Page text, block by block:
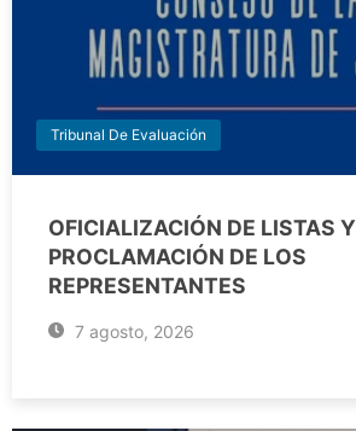
Tribunal De Evaluación
OFICIALIZACIÓN DE LISTAS Y
PROCLAMACIÓN DE LOS
REPRESENTANTES
7 agosto, 2026